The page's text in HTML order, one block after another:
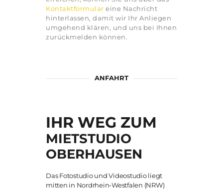
Kontaktformular eine Nachricht
hinterlassen, damit wir Ihr Anliegen
umgehend klären, und uns bei Ihnen
zurückmelden können.
ANFAHRT
IHR WEG ZUM
MIETSTUDIO
OBERHAUSEN
Das Fotostudio und Videostudio liegt
mitten in Nordrhein-Westfalen (NRW)